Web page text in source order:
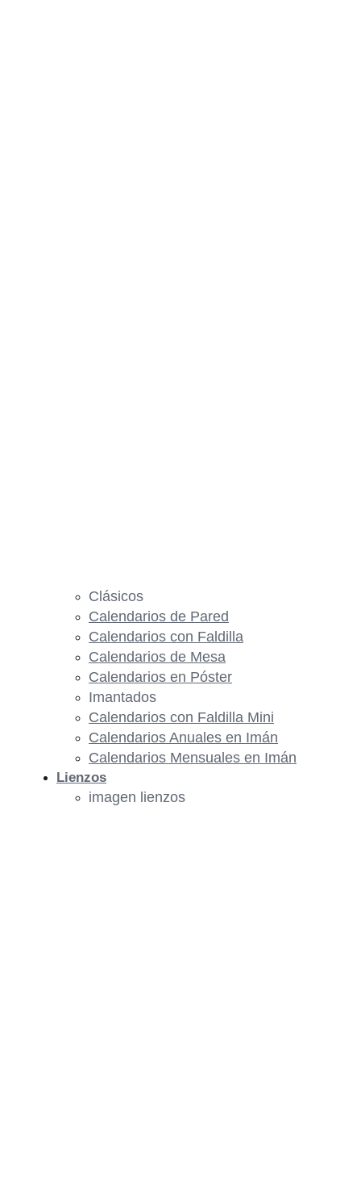
Clásicos
Calendarios de Pared
Calendarios con Faldilla
Calendarios de Mesa
Calendarios en Póster
Imantados
Calendarios con Faldilla Mini
Calendarios Anuales en Imán
Calendarios Mensuales en Imán
Lienzos
imagen lienzos